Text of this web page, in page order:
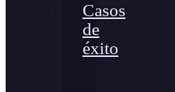
Casos
de
éxito